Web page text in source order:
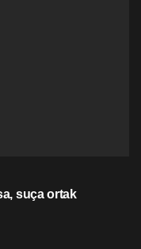
suça ortak